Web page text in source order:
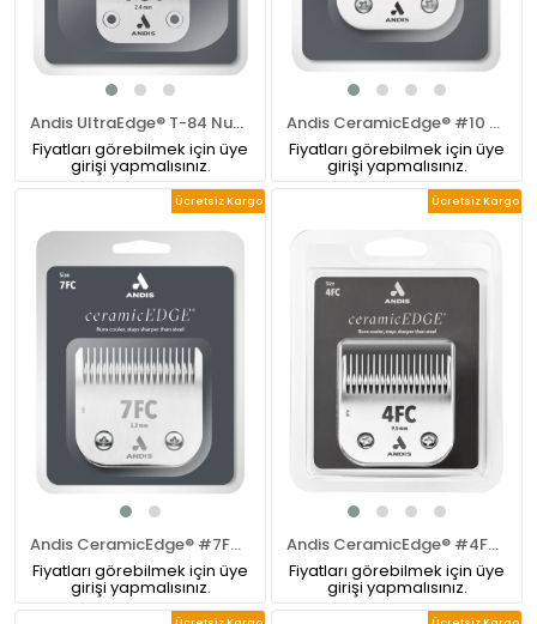
Andis UltraEdge® T-84 Numara Pet Tıraş Makinesi Bıçağı
Fiyatları görebilmek için üye
girişi yapmalısınız.
Andis CeramicEdge® #10 Numara Pet Tıraş Makinesi Bıçağı
Fiyatları görebilmek için üye
girişi yapmalısınız.
Andis CeramicEdge® #7FC Numara Pet Tıraş Makinesi Bıçağı
Ücretsiz Kargo
Fiyatları görebilmek için üye
girişi yapmalısınız.
Andis CeramicEdge® #4FC Numara Pet Tıraş Makinesi Bıçağı
Ücretsiz Kargo
Fiyatları görebilmek için üye
girişi yapmalısınız.